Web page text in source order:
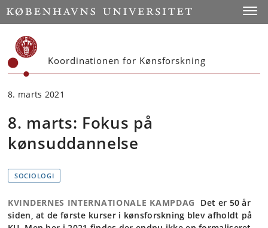
Start
Koordinationen for Kønsforskning
8. marts 2021
8. marts: Fokus på
kønsuddannelse
SOCIOLOGI
KVINDERNES INTERNATIONALE KAMPDAG
Det er 50 år
siden, at de første kurser i kønsforskning blev afholdt på